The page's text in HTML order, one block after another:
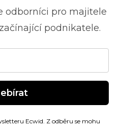
odborníci pro majitele
podnikatele.
Ecwid. Z odběru se mohu